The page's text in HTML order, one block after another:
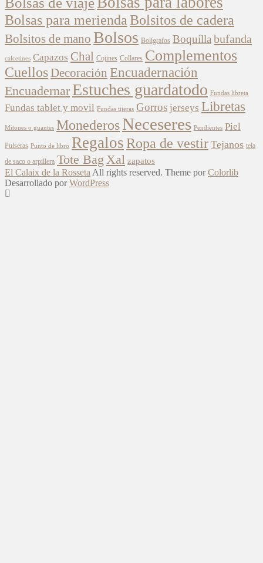
Bolsas para merienda Bolsitos de cadera
Bolsitos de mano Bolsos Bolígrafos Boquilla bufanda
calcetines Capazos Chal Cojines Collares Complementos
CuellosDecoración Encuadernación
Encuadernar Estuches guardatodo Fundas libreta
Fundas tablet y movil Fundas tijeras Gorros jerseys Libretas
Mitones o guantes MonederosNeceseres Pendientes Piel
Pulseras Punto de libro RegalosRopa de vestir Tejanos tela
de saco o arpillera Tote Bag Xal zapatos
El Calaix de la Rosseta All rights reserved. Theme porColorlib
Desarrollado porWordPress